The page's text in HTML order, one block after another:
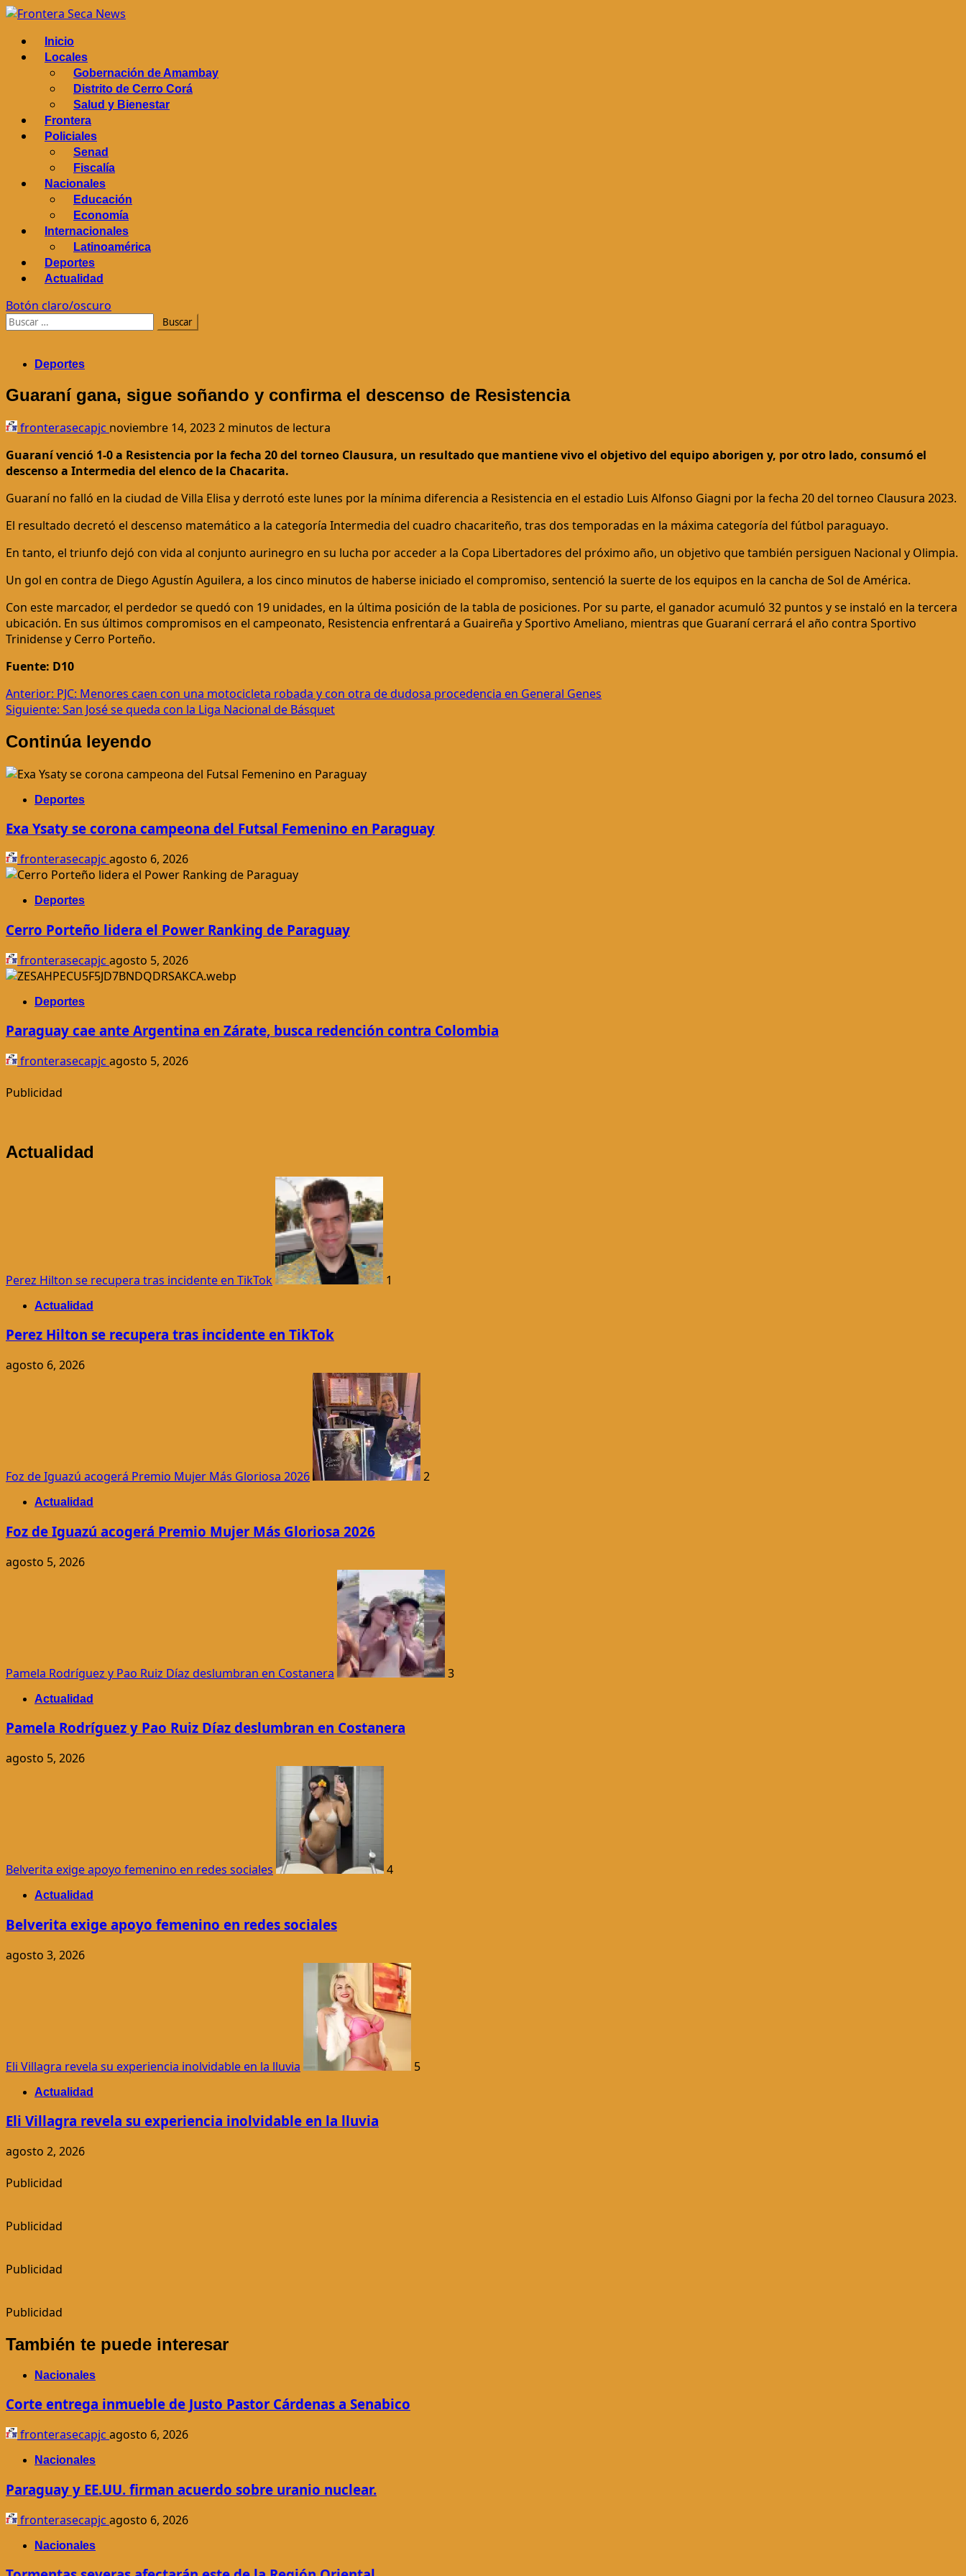
Saltar
contenido
Menú
principal
Inicio
Locales
Gobernación de Amambay
Distrito de Cerro Corá
Salud y Bienestar
Frontera
Policiales
Senad
Fiscalía
Nacionales
Educación
Economía
Internacionales
Latinoamérica
Deportes
Actualidad
Botón claro/oscuro
Buscar:
Deportes
Guaraní gana, sigue soñando y confirma el descenso de Resistencia
fronterasecapjc noviembre 14, 20232 minutos de lectura
Guaraní venció 1-0 a Resistencia por la fecha 20 del torneo Clausura, un resultado que mantiene vivo el objetivo del equipo aborigen y, por otro lado, consumó el
descenso a Intermedia del elenco de la Chacarita.
Guaraní no falló en la ciudad de Villa Elisa y derrotó este lunes por la mínima diferencia a Resistencia en el estadio Luis Alfonso Giagni por la fecha 20 del torneo Clausura 2023.
El resultado decretó el descenso matemático a la categoría Intermedia del cuadro chacariteño, tras dos temporadas en la máxima categoría del fútbol paraguayo.
En tanto, el triunfo dejó con vida al conjunto aurinegro en su lucha por acceder a la Copa Libertadores del próximo año, un objetivo que también persiguen Nacional y Olimpia.
Un gol en contra de Diego Agustín Aguilera, a los cinco minutos de haberse iniciado el compromiso, sentenció la suerte de los equipos en la cancha de Sol de América.
Con este marcador, el perdedor se quedó con 19 unidades, en la última posición de la tabla de posiciones. Por su parte, el ganador acumuló 32 puntos y se instaló en la tercera
ubicación. En sus últimos compromisos en el campeonato, Resistencia enfrentará a Guaireña y Sportivo Ameliano, mientras que Guaraní cerrará el año contra Sportivo
Trinidense y Cerro Porteño.
Fuente: D10
Navegación
de
entradas
Anterior: PJC: Menores caen con una motocicleta robada y con otra de dudosa procedencia en General Genes
Siguiente: San José se queda con la Liga Nacional de Básquet
Continúa leyendo
Deportes
Exa Ysaty se corona campeona del Futsal Femenino en Paraguay
fronterasecapjc agosto 6, 2026
Deportes
Cerro Porteño lidera el Power Ranking de Paraguay
fronterasecapjc agosto 5, 2026
Deportes
Paraguay cae ante Argentina en Zárate, busca redención contra Colombia
fronterasecapjc agosto 5, 2026
Publicidad
Actualidad
Perez Hilton se recupera tras incidente en TikTok 1
Actualidad
Perez Hilton se recupera tras incidente en TikTok
agosto 6, 2026
Foz de Iguazú acogerá Premio Mujer Más Gloriosa 2026 2
Actualidad
Foz de Iguazú acogerá Premio Mujer Más Gloriosa 2026
agosto 5, 2026
Pamela Rodríguez y Pao Ruiz Díaz deslumbran en Costanera 3
Actualidad
Pamela Rodríguez y Pao Ruiz Díaz deslumbran en Costanera
agosto 5, 2026
Belverita exige apoyo femenino en redes sociales 4
Actualidad
Belverita exige apoyo femenino en redes sociales
agosto 3, 2026
Eli Villagra revela su experiencia inolvidable en la lluvia 5
Actualidad
Eli Villagra revela su experiencia inolvidable en la lluvia
agosto 2, 2026
Publicidad
Publicidad
Publicidad
Publicidad
También te puede interesar
Nacionales
Corte entrega inmueble de Justo Pastor Cárdenas a Senabico
fronterasecapjc agosto 6, 2026
Nacionales
Paraguay y EE.UU. firman acuerdo sobre uranio nuclear.
fronterasecapjc agosto 6, 2026
Nacionales